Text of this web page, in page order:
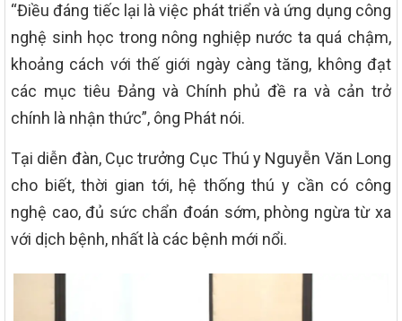
“Điều đáng tiếc lại là việc phát triển và ứng dụng công
nghệ sinh học trong nông nghiệp nước ta quá chậm,
khoảng cách với thế giới ngày càng tăng, không đạt
các mục tiêu Đảng và Chính phủ đề ra và cản trở
chính là nhận thức”, ông Phát nói.
Tại diễn đàn, Cục trưởng Cục Thú y Nguyễn Văn Long
cho biết, thời gian tới, hệ thống thú y cần có công
nghệ cao, đủ sức chẩn đoán sớm, phòng ngừa từ xa
với dịch bệnh, nhất là các bệnh mới nổi.